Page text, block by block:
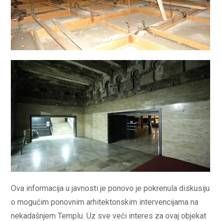
Ova informacija u javnosti je ponovo je pokrenula diskusiju
o mogućim ponovnim arhitektonskim intervencijama na
nekadašnjem Templu. Uz sve veći interes za ovaj objekat